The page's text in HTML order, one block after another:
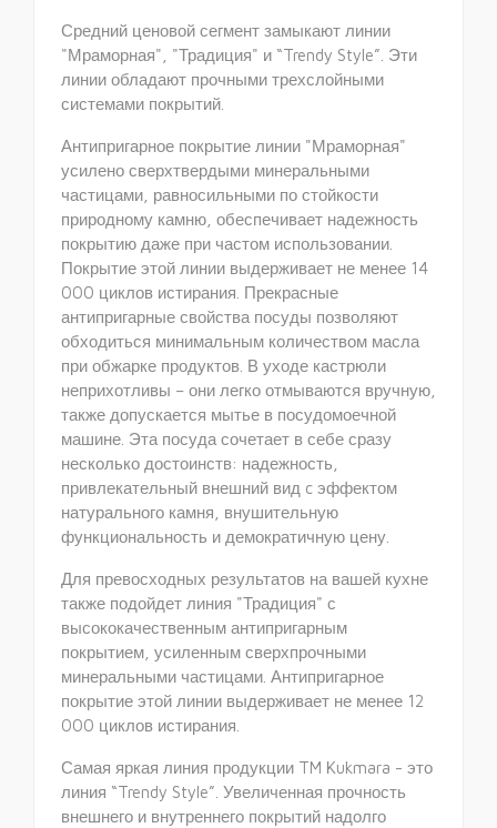
Средний ценовой сегмент замыкают линии
"Мраморная", "Традиция" и “Trendy Style”. Эти
линии обладают прочными трехслойными
системами покрытий.
Антипригарное покрытие линии "Мраморная"
усилено сверхтвердыми минеральными
частицами, равносильными по стойкости
природному камню, обеспечивает надежность
покрытию даже при частом использовании.
Покрытие этой линии выдерживает не менее 14
000 циклов истирания. Прекрасные
антипригарные свойства посуды позволяют
обходиться минимальным количеством масла
при обжарке продуктов. В уходе кастрюли
неприхотливы – они легко отмываются вручную,
также допускается мытье в посудомоечной
машине. Эта посуда сочетает в себе сразу
несколько достоинств: надежность,
привлекательный внешний вид c эффектом
натурального камня, внушительную
функциональность и демократичную цену.
Для превосходных результатов на вашей кухне
также подойдет линия "Традиция" с
высококачественным антипригарным
покрытием, усиленным сверхпрочными
минеральными частицами. Антипригарное
покрытие этой линии выдерживает не менее 12
000 циклов истирания.
Самая яркая линия продукции TM Kukmara - это
линия “Trendy Style”. Увеличенная прочность
внешнего и внутреннего покрытий надолго